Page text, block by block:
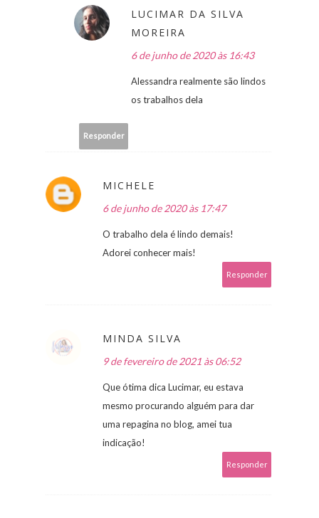
LUCIMAR DA SILVA
MOREIRA
6 de junho de 2020 às 16:43
Alessandra realmente são lindos
os trabalhos dela
Responder
MICHELE
6 de junho de 2020 às 17:47
O trabalho dela é lindo demais!
Adorei conhecer mais!
Responder
MINDA SILVA
9 de fevereiro de 2021 às 06:52
Que ótima dica Lucimar, eu estava
mesmo procurando alguém para dar
uma repagina no blog, amei tua
indicação!
Responder